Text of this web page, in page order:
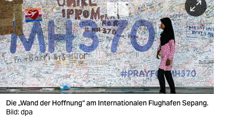
berlin
nord
wahrheit
verlag
verlag
Die „Wand der Hoffnung“ am Internationalen Flughafen Sepang.
Bild: dpa